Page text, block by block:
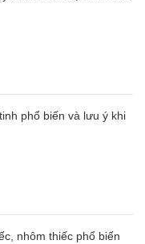
phổ biến và lưu ý khi
nhôm thiếc phổ biến